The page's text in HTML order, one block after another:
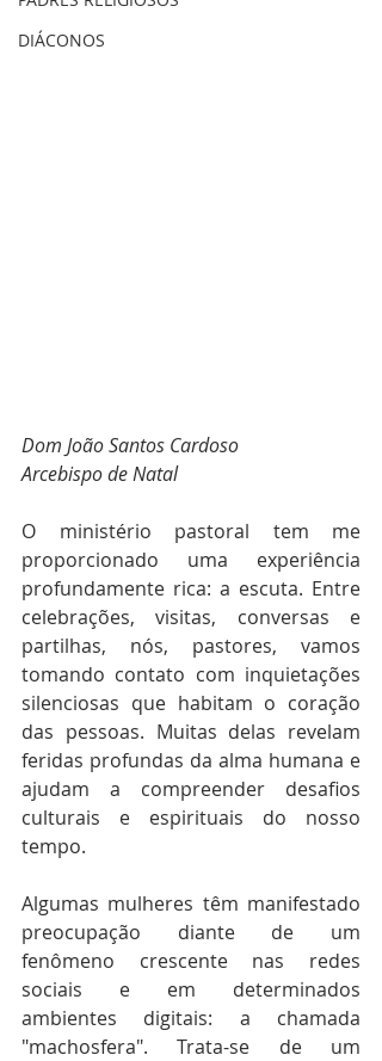
DIÁCONOS
Dom João Santos Cardoso
Arcebispo de Natal
O ministério pastoral tem me
proporcionado uma experiência
profundamente rica: a escuta. Entre
celebrações, visitas, conversas e
partilhas, nós, pastores, vamos
tomando contato com inquietações
silenciosas que habitam o coração
das pessoas. Muitas delas revelam
feridas profundas da alma humana e
ajudam a compreender desafios
culturais e espirituais do nosso
tempo.
Algumas mulheres têm manifestado
preocupação diante de um
fenômeno crescente nas redes
sociais e em determinados
ambientes digitais: a chamada
"machosfera". Trata-se de um